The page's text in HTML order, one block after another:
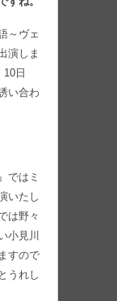
～ヴェ
演しま
日
い合わ
ではミ
いたし
は野々
小見川
すので
うれし